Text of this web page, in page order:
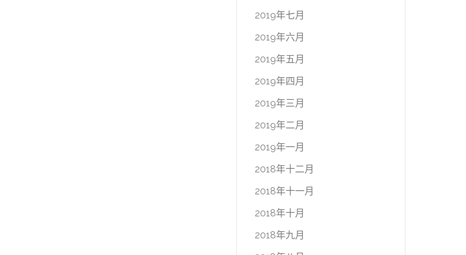
2019年七月
2019年六月
2019年五月
2019年四月
2019年三月
2019年二月
2019年一月
2018年十二月
2018年十一月
2018年十月
2018年九月